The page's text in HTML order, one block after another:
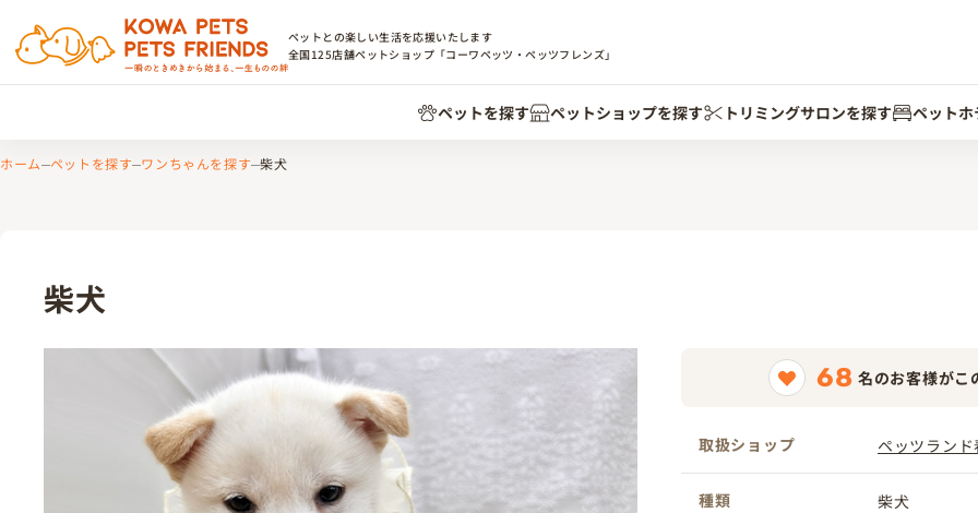
ペットとの楽しい生活を応援いたします
全国125店舗ペットショップ「コーワペッツ・ペッツフレンズ」
ペットを探す ペットショップを探す トリミングサロンを探す ペット
ホーム ペットを探す ワンちゃんを探す 柴犬
柴犬
68 名のお客様がこ
取扱ショップ ペッツラン
種類 柴犬